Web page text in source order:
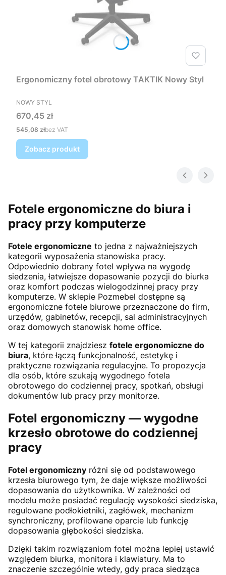
Ergonomiczny fotel obrotowy TAKTIK Nowy Styl
PRODUCENT
NOWY STYL
Cena
670,45 zł
Cena
545,08 złbez VAT
Zobacz produkt
Fotele ergonomiczne do biura i
pracy przy komputerze
Fotele ergonomiczne to jedna z najważniejszych
kategorii wyposażenia stanowiska pracy.
Odpowiednio dobrany fotel wpływa na wygodę
siedzenia, łatwiejsze dopasowanie pozycji do biurka
oraz komfort podczas wielogodzinnej pracy przy
komputerze. W sklepie Pozmebel dostępne są
ergonomiczne fotele biurowe przeznaczone do firm,
urzędów, gabinetów, recepcji, sal administracyjnych
oraz domowych stanowisk home office.
W tej kategorii znajdziesz fotele ergonomiczne do
biura, które łączą funkcjonalność, estetykę i
praktyczne rozwiązania regulacyjne. To propozycja
dla osób, które szukają wygodnego fotela
obrotowego do codziennej pracy, spotkań, obsługi
dokumentów lub pracy przy monitorze.
Fotel ergonomiczny — wygodne
krzesło obrotowe do codziennej
pracy
Fotel ergonomiczny różni się od podstawowego
krzesła biurowego tym, że daje większe możliwości
dopasowania do użytkownika. W zależności od
modelu może posiadać regulację wysokości siedziska,
regulowane podłokietniki, zagłówek, mechanizm
synchroniczny, profilowane oparcie lub funkcję
dopasowania głębokości siedziska.
Dzięki takim rozwiązaniom fotel można lepiej ustawić
względem biurka, monitora i klawiatury. Ma to
znaczenie szczególnie wtedy, gdy praca siedząca